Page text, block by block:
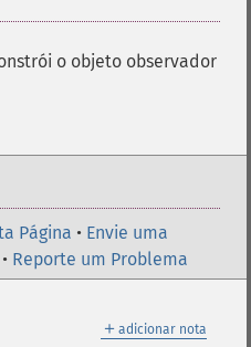
o objeto observador
Página • Envie uma
• Reporte um Problema
＋ adicionar nota